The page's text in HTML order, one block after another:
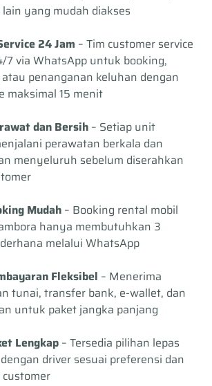
yang mudah diakses
24 Jam – Tim customer service
7 via WhatsApp untuk booking,
penanganan keluhan dengan
maksimal 15 menit
dan Bersih – Setiap unit
perawatan berkala dan
menyeluruh sebelum diserahkan
Mudah – Booking rental mobil
hanya membutuhkan 3
melalui WhatsApp
Fleksibel – Menerima
tunai, transfer bank, e-wallet, dan
untuk paket jangka panjang
Lengkap – Tersedia pilihan lepas
driver sesuai preferensi dan